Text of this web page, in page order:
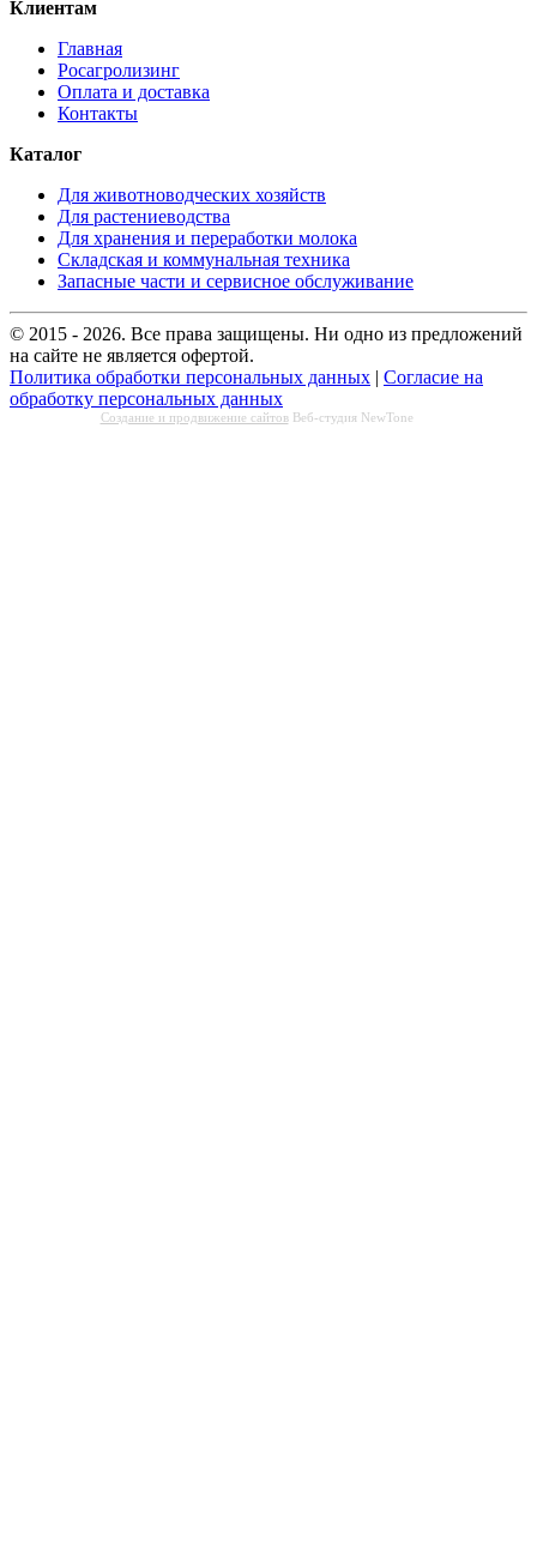
Клиентам
Главная
Росагролизинг
Оплата и доставка
Контакты
Каталог
Для животноводческих хозяйств
Для растениеводства
Для хранения и переработки молока
Складская и коммунальная техника
Запасные части и сервисное обслуживание
© 2015 - 2026. Все права защищены. Ни одно из предложений
на сайте не является офертой.
Политика обработки персональных данных | Согласие на
обработку персональных данных
Создание и продвижение сайтовВеб-студия NewTone